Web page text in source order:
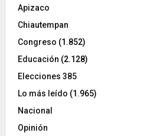
Apizaco
Chiautempan
Congreso (1.852)
Educación (2.128)
Elecciones 385
Lo más leído (1.965)
Nacional
Opinión